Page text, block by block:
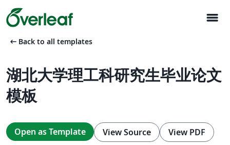
menu
arrow_left_alt Back to all templates
湖北大学理工科研究生毕业论文
模板
Open as Template View Source View PDF